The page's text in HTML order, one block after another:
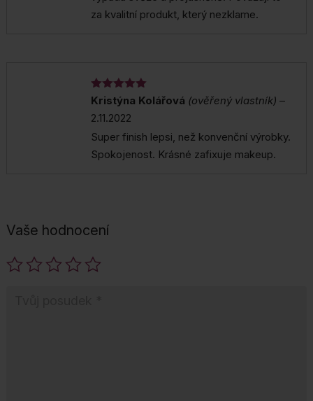
za kvalitní produkt, který nezklame.
Hodnocení
z 5
Kristýna Kolářová (ověřený vlastník) –
2.11.2022
Super finish lepsi, než konvenční výrobky.
Spokojenost. Krásné zafixuje makeup.
Vaše hodnocení